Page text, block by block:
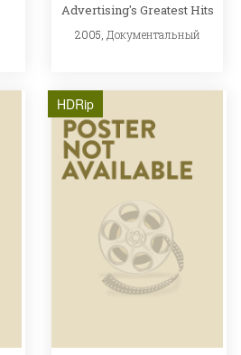
Advertising's Greatest Hits
2005, Документальный
HDRip